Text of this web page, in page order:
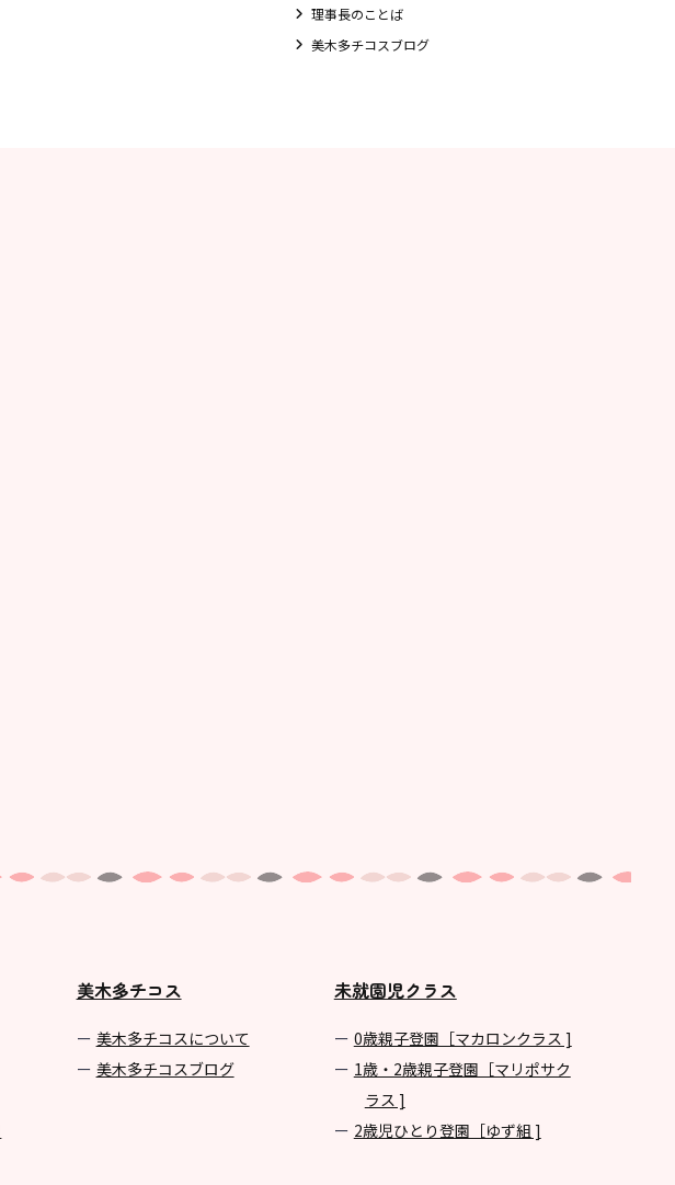
理事長のことば
美木多チコスブログ
美木多チコス
美⽊多チコスについて
美⽊多チコスブログ
未就園児クラス
0歳親子登園［マカロンクラス ]
1歳・2歳親子登園［マリポサク
ラス ]
2歳児ひとり登園［ゆず組 ]